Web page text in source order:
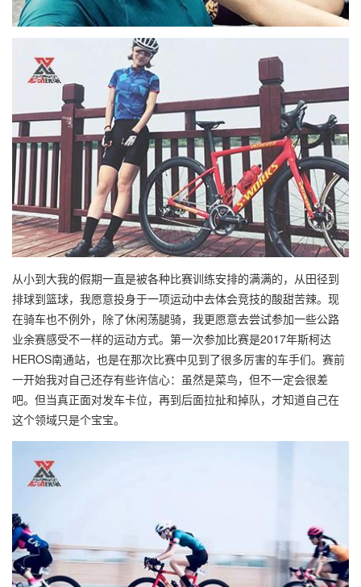
从小到大我的假期一直是被各种比赛训练安排的满满的，从田径到
排球到篮球，我愿意投身于一项运动中去体会竞技的酸甜苦辣。现
在骑车也不例外，除了休闲荡腿骑，我更愿意去尝试参加一些公路
业余赛感受不一样的运动方式。第一次参加比赛是2017年斯柯达
HEROS南通站，也是在那次比赛中见到了很多厉害的车手们。赛前
一开始我对自己还存有些许信心：虽然是菜鸟，但不一定会很差
吧。但当真正面对发车卡位，再到后面拉扯和掉队，才知道自己在
这个领域只是个宝宝。